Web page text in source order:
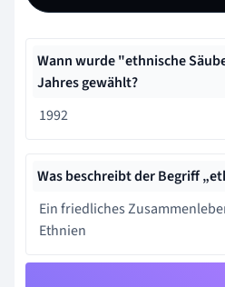
Wann wurde "ethnische
Jahres gewählt?
1992
Was beschreibt der Begriff
Ein friedliches
Ethnien